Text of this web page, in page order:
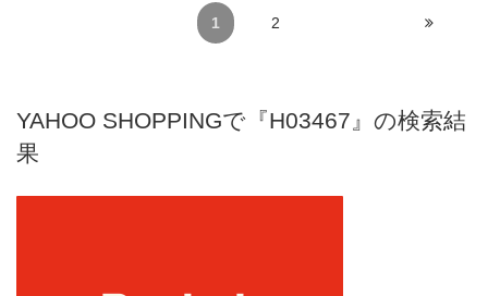
1 2
YAHOO SHOPPINGで『H03467』の検索結
果